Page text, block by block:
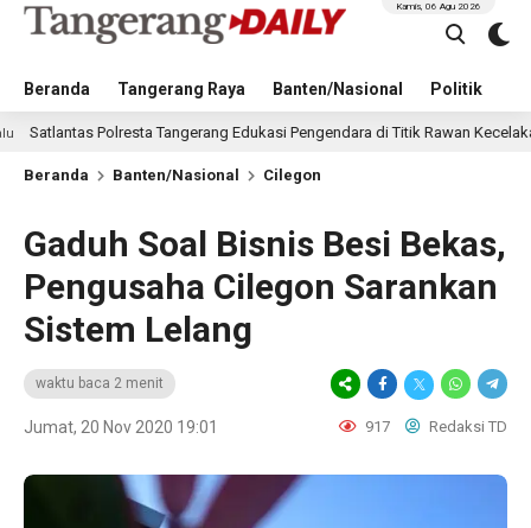
Beranda Tangerang Raya Banten/Nasional Politik
Kamis, 06 Agu 2026
Polresta Tangerang Edukasi Pengendara di Titik Rawan Kecelakaan Lewat
Beranda Banten/Nasional Cilegon
Gaduh Soal Bisnis Besi Bekas,
Pengusaha Cilegon Sarankan
Sistem Lelang
waktu baca 2 menit
Jumat, 20 Nov 2020 19:01 917 Redaksi TD